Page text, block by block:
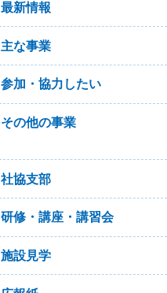
最新情報
主な事業
参加・協力したい
その他の事業
社協支部
研修・講座・講習会
施設見学